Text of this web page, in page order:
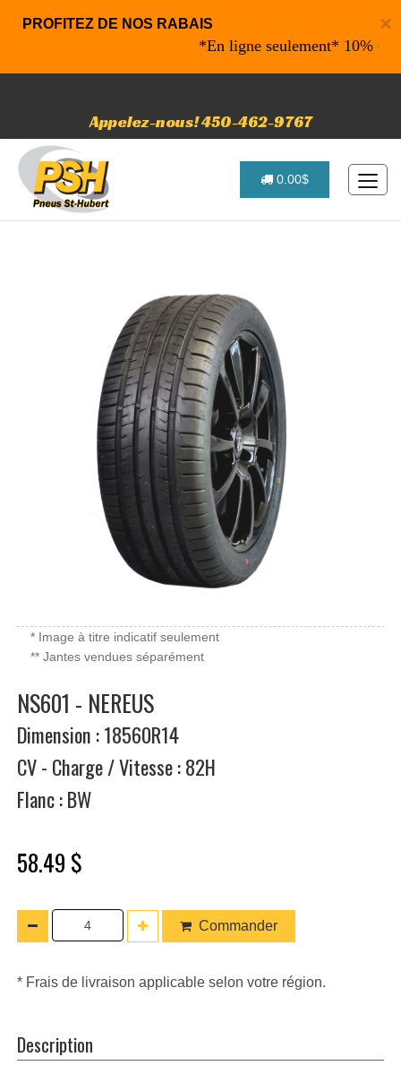
×
PROFITEZ DE NOS RABAIS
*En ligne seulement* 10% de
Appelez-nous! 450-462-9767
0.00$
* Image à titre indicatif seulement
** Jantes vendues séparément
NS601 - NEREUS
Dimension : 18560R14
CV - Charge / Vitesse : 82H
Flanc : BW
58.49 $
Commander
* Frais de livraison applicable selon votre région.
Description